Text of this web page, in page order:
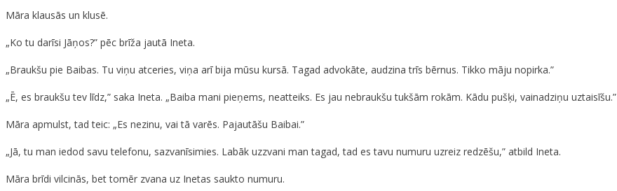
Māra klausās un klusē.
„Ko tu darīsi Jāņos?” pēc brīža jautā Ineta.
„Braukšu pie Baibas. Tu viņu atceries, viņa arī bija mūsu kursā. Tagad advokāte, audzina trīs bērnus. Tikko māju nopirka.”
„Ē, es braukšu tev līdz,” saka Ineta. „Baiba mani pieņems, neatteiks. Es jau nebraukšu tukšām rokām. Kādu pušķi, vainadziņu uztaisīšu.”
Māra apmulst, tad teic: „Es nezinu, vai tā varēs. Pajautāšu Baibai.”
„Jā, tu man iedod savu telefonu, sazvanīsimies. Labāk uzzvani man tagad, tad es tavu numuru uzreiz redzēšu,” atbild Ineta.
Māra brīdi vilcinās, bet tomēr zvana uz Inetas saukto numuru.